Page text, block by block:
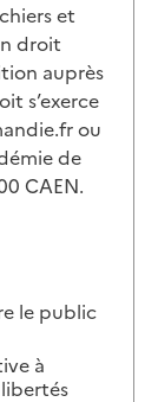
et
droit
auprès
s’exerce
ou
de
CAEN.
le public
à